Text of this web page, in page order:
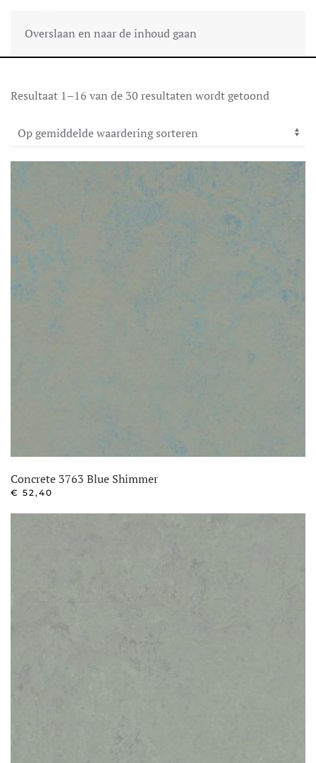
Overslaan en naar de inhoud gaan
Resultaat 1–16 van de 30 resultaten wordt getoond
Concrete 3763 Blue Shimmer
€ 52,40